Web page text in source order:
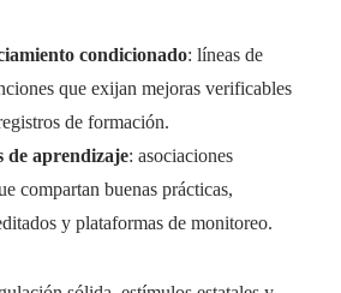
condicionado: líneas de
que exijan mejoras verificables
de formación.
de aprendizaje: asociaciones
compartan buenas prácticas,
y plataformas de monitoreo.